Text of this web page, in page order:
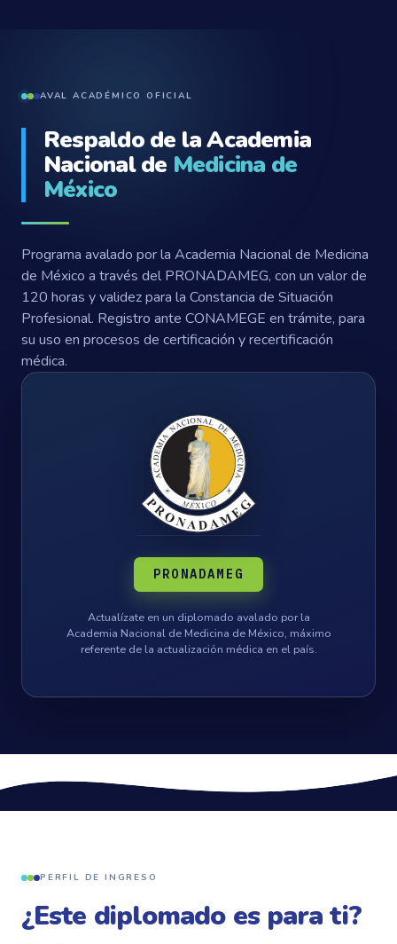
AVAL ACADÉMICO OFICIAL
Respaldo de la Academia
Nacional de Medicina de
México
Programa avalado por la Academia Nacional de Medicina
de México a través del PRONADAMEG, con un valor de
120 horas y validez para la Constancia de Situación
Profesional. Registro ante CONAMEGE en trámite, para
su uso en procesos de certificación y recertificación
médica.
PRONADAMEG
Actualízate en un diplomado avalado por la
Academia Nacional de Medicina de México, máximo
referente de la actualización médica en el país.
PERFIL DE INGRESO
¿Este diplomado es para ti?